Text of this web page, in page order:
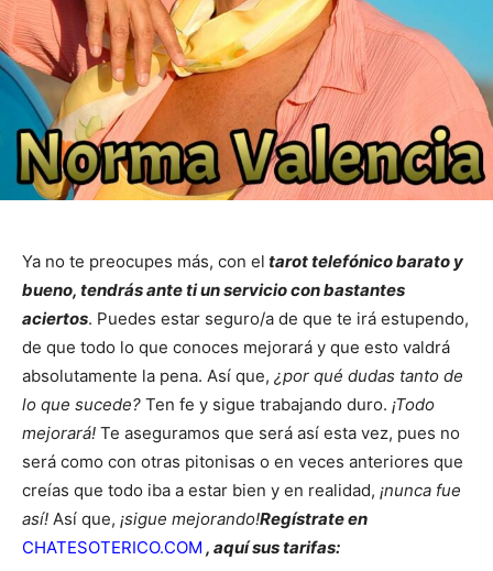
Ya no te preocupes más, con el tarot telefónico barato y
bueno, tendrás ante ti un servicio con bastantes
aciertos. Puedes estar seguro/a de que te irá estupendo,
de que todo lo que conoces mejorará y que esto valdrá
absolutamente la pena. Así que, ¿por qué dudas tanto de
lo que sucede? Ten fe y sigue trabajando duro. ¡Todo
mejorará! Te aseguramos que será así esta vez, pues no
será como con otras pitonisas o en veces anteriores que
creías que todo iba a estar bien y en realidad, ¡nunca fue
así! Así que, ¡sigue mejorando!Regístrate en
CHATESOTERICO.COM , aquí sus tarifas: